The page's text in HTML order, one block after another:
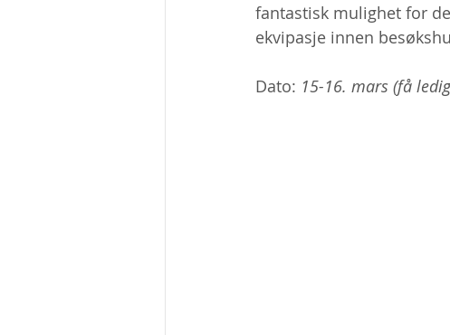
fantastisk mulighet for
ekvipasje innen
Dato: 15-16. mars (få